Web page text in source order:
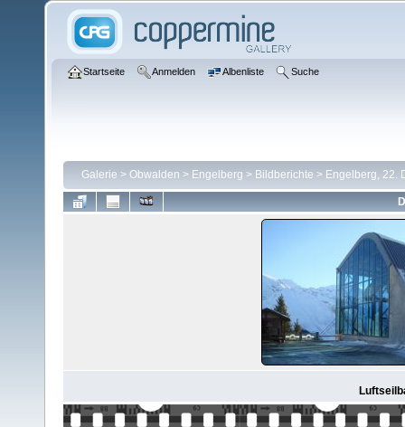
Startseite Anmelden Albenliste Suche
Galerie > Obwalden > Engelberg > Bildberichte > Engelberg, 22.